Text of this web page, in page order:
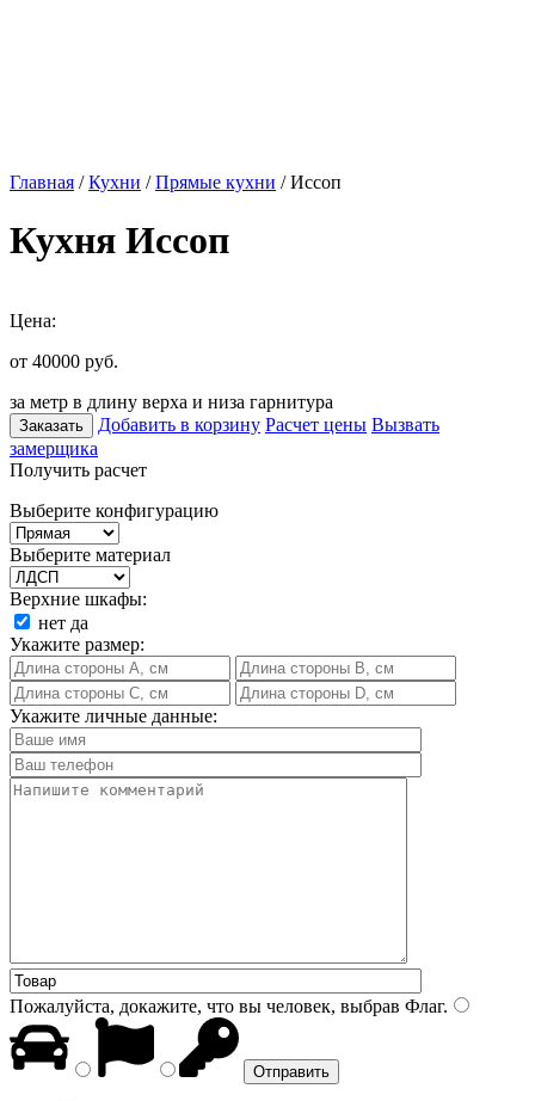
Главная /Кухни /Прямые кухни / Иссоп
Кухня Иссоп
Цена:
от 40000 руб.
за метр в длину верха и низа гарнитура
Заказать Добавить в корзину Расчет цены Вызвать
замерщика
Получить расчет
Выберите конфигурацию
Выберите материал
Верхние шкафы:
нет да
Укажите размер:
Укажите личные данные:
Пожалуйста, докажите, что вы человек, выбрав Флаг.